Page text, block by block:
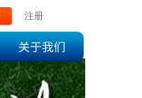
关于我们
注册